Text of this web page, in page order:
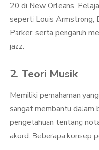
20 di New Orleans.
seperti Louis Armstrong,
Parker, serta pengaruh
jazz.
2. Teori Musik
Memiliki pemahaman
sangat membantu dalam
pengetahuan tentang
akord. Beberapa konsep